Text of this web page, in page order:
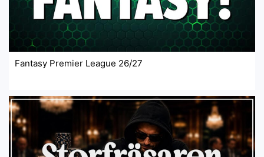
Fantasy Premier League 26/27